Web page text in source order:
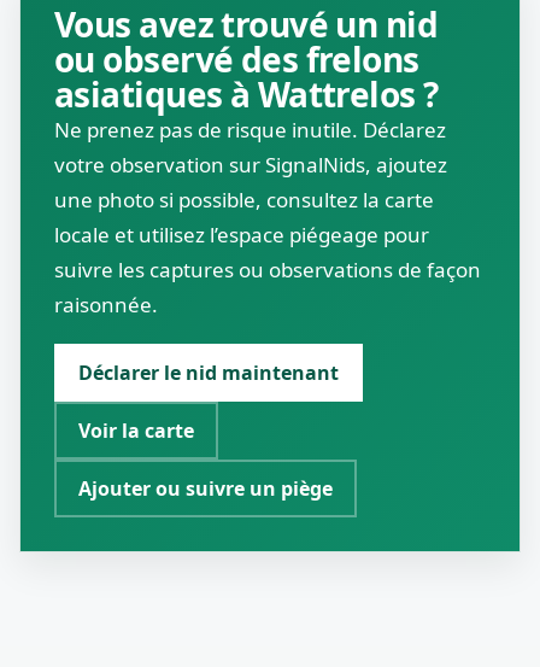
Vous avez trouvé un nid
ou observé des frelons
asiatiques à Wattrelos ?
Ne prenez pas de risque inutile. Déclarez
votre observation sur SignalNids, ajoutez
une photo si possible, consultez la carte
locale et utilisez l’espace piégeage pour
suivre les captures ou observations de façon
raisonnée.
Déclarer le nid maintenant
Voir la carte
Ajouter ou suivre un piège